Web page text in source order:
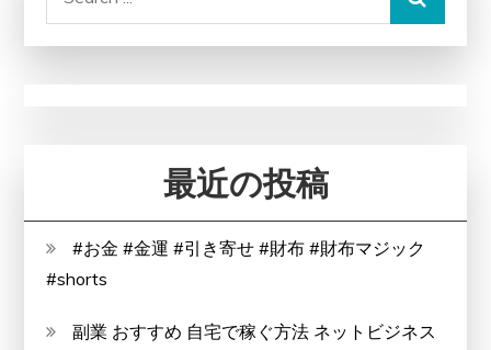
最近の投稿
#お金 #金運 #引き寄せ #財布 #財布マジック
#shorts
副業 おすすめ 自宅で稼ぐ方法 ネットビジネス